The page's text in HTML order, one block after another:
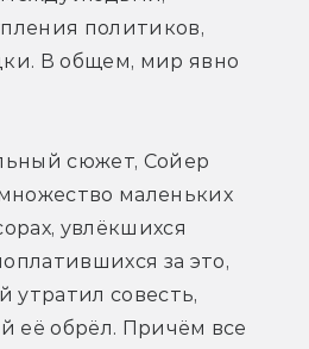
политиков,
В общем, мир явно
сюжет, Сойер
маленьких
увлёкшихся
за это,
утратил совесть,
её обрёл. Причём все